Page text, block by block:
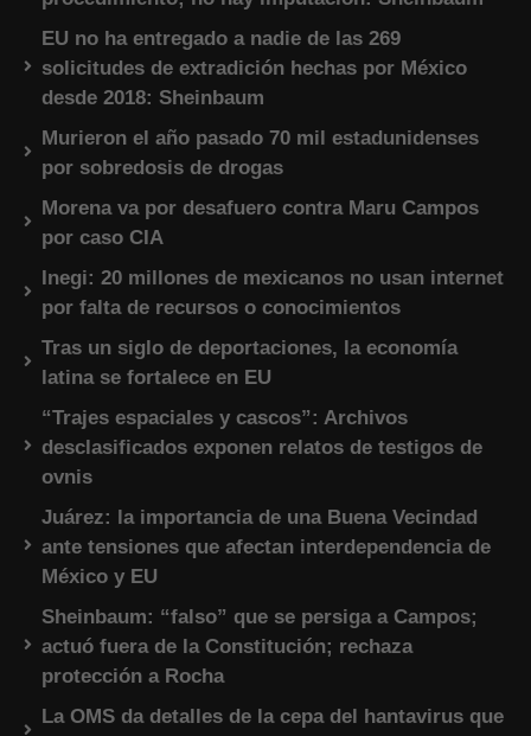
EU no ha entregado a nadie de las 269
solicitudes de extradición hechas por México
desde 2018: Sheinbaum
Murieron el año pasado 70 mil estadunidenses
por sobredosis de drogas
Morena va por desafuero contra Maru Campos
por caso CIA
Inegi: 20 millones de mexicanos no usan internet
por falta de recursos o conocimientos
Tras un siglo de deportaciones, la economía
latina se fortalece en EU
“Trajes espaciales y cascos”: Archivos
desclasificados exponen relatos de testigos de
ovnis
Juárez: la importancia de una Buena Vecindad
ante tensiones que afectan interdependencia de
México y EU
Sheinbaum: “falso” que se persiga a Campos;
actuó fuera de la Constitución; rechaza
protección a Rocha
La OMS da detalles de la cepa del hantavirus que